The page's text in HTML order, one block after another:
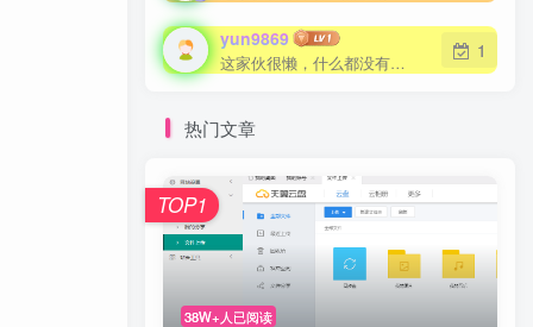
yun9869
这家伙很懒，什么都没有写...
1
热门文章
38W+人已阅读
TOP1